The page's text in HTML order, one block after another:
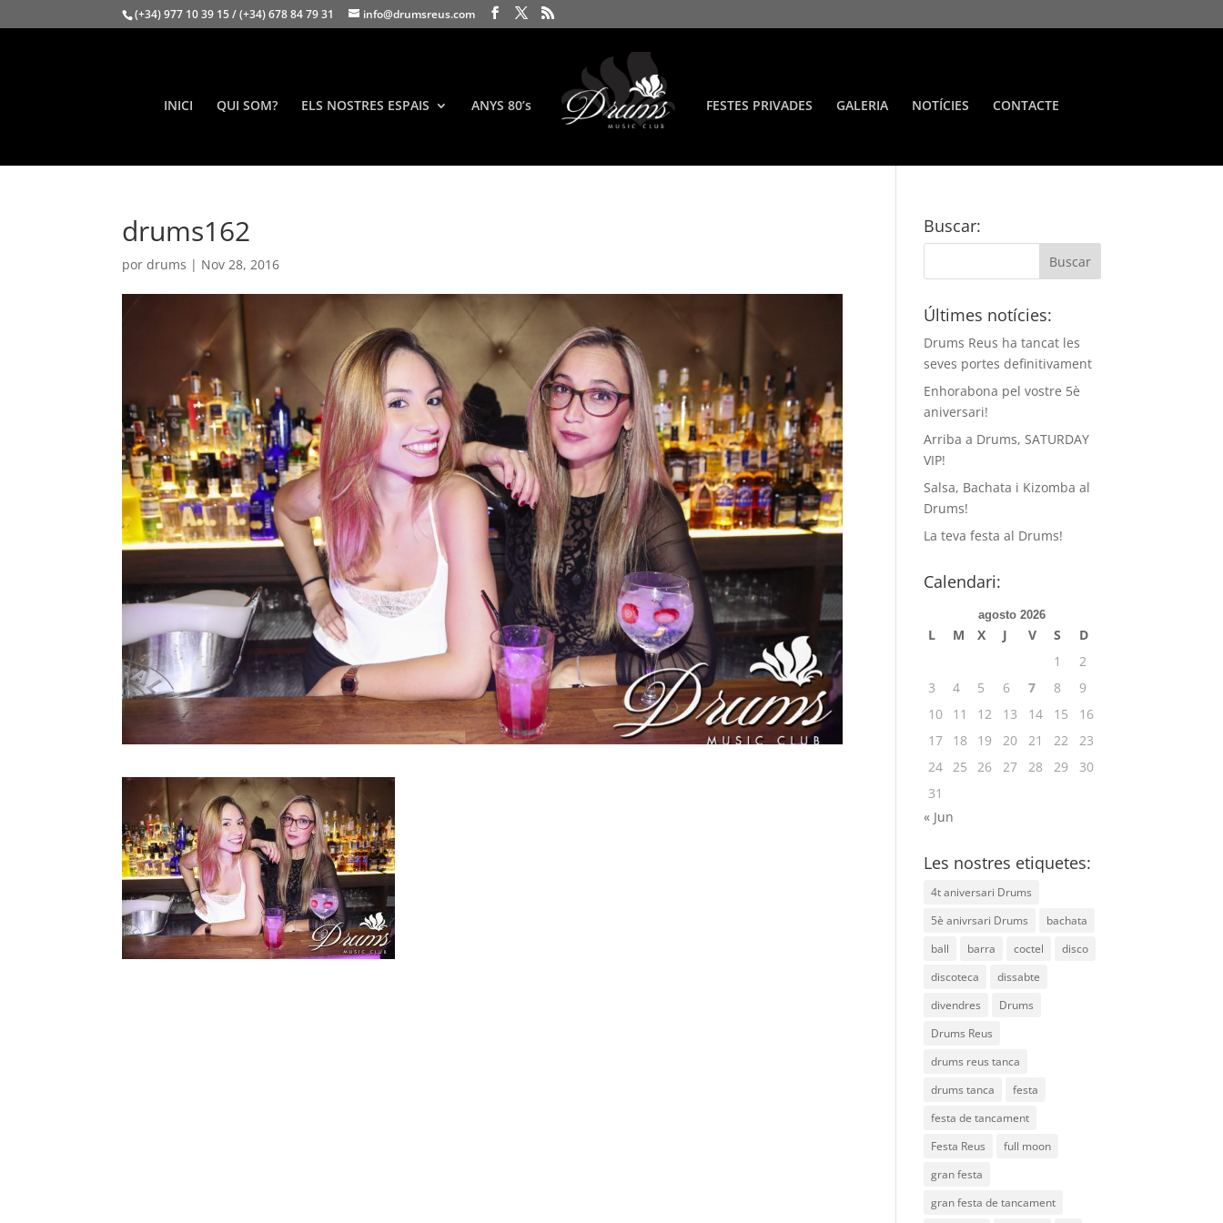
(+34) 977 10 39 15 / (+34) 678 84 79 31 info@drumsreus.com
INICI QUI SOM? ELS NOSTRES ESPAIS ANYS 80’s FESTES PRIVADES GALERIA NOTÍCIES CONTACTE
drums162
pordrums | Nov 28, 2016
Buscar:
Últimes notícies:
Drums Reus ha tancat les
seves portes definitivament
Enhorabona pel vostre 5è
aniversari!
Arriba a Drums, SATURDAY
VIP!
Salsa, Bachata i Kizomba al
Drums!
La teva festa al Drums!
Calendari:
agosto 2026
L M X J V S
D
1
2
3
4 5 6 7 8
9
10
11 12 13 14 15
16
17
18 19 20 21 22
23
24 25 26 27 28 29
30
31
« Jun
Les nostres etiquetes:
4t aniversari Drums
5è anivrsari Drums
bachata
ball
barra coctel
disco
discoteca
dissabte
divendres
Drums
Drums Reus
drums reus tanca
drums tanca
festa
festa de tancament
Festa Reus
full moon
gran festa
gran festa de tancament